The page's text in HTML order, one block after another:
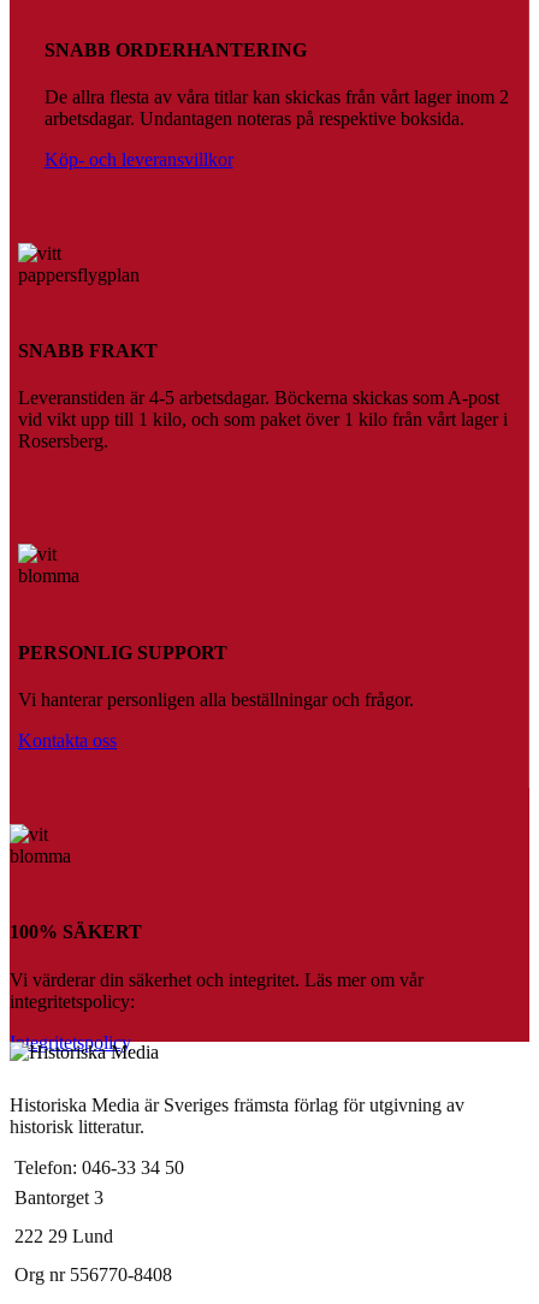
SNABB ORDERHANTERING
De allra flesta av våra titlar kan skickas från vårt lager inom 2
arbetsdagar. Undantagen noteras på respektive boksida.
Köp- och leveransvillkor
SNABB FRAKT
Leveranstiden är 4-5 arbetsdagar. Böckerna skickas som A-post
vid vikt upp till 1 kilo, och som paket över 1 kilo från vårt lager i
Rosersberg.
PERSONLIG SUPPORT
Vi hanterar personligen alla beställningar och frågor.
Kontakta oss
100% SÄKERT
Vi värderar din säkerhet och integritet. Läs mer om vår
integritetspolicy:
Integritetspolicy
Historiska Media är Sveriges främsta förlag för utgivning av
historisk litteratur.
Telefon: 046-33 34 50
Bantorget 3
222 29 Lund
Org nr 556770-8408